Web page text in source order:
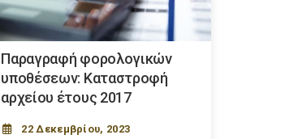
Παραγραφή φορολογικών
υποθέσεων: Καταστροφή
αρχείου έτους 2017
22 Δεκεμβρίου, 2023